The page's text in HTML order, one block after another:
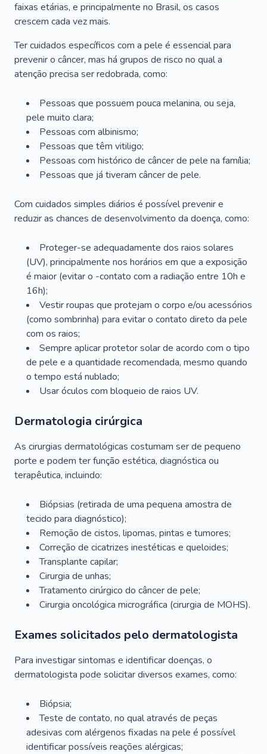
faixas etárias, e principalmente no Brasil, os casos
crescem cada vez mais.
Ter cuidados específicos com a pele é essencial para
prevenir o câncer, mas há grupos de risco no qual a
atenção precisa ser redobrada, como:
Pessoas que possuem pouca melanina, ou seja,
pele muito clara;
Pessoas com albinismo;
Pessoas que têm vitiligo;
Pessoas com histórico de câncer de pele na família;
Pessoas que já tiveram câncer de pele.
Com cuidados simples diários é possível prevenir e
reduzir as chances de desenvolvimento da doença, como:
Proteger-se adequadamente dos raios solares
(UV), principalmente nos horários em que a exposição
é maior (evitar o -contato com a radiação entre 10h e
16h);
Vestir roupas que protejam o corpo e/ou acessórios
(como sombrinha) para evitar o contato direto da pele
com os raios;
Sempre aplicar protetor solar de acordo com o tipo
de pele e a quantidade recomendada, mesmo quando
o tempo está nublado;
Usar óculos com bloqueio de raios UV.
Dermatologia cirúrgica
As cirurgias dermatológicas costumam ser de pequeno
porte e podem ter função estética, diagnóstica ou
terapêutica, incluindo:
Biópsias (retirada de uma pequena amostra de
tecido para diagnóstico);
Remoção de cistos, lipomas, pintas e tumores;
Correção de cicatrizes inestéticas e queloides;
Transplante capilar;
Cirurgia de unhas;
Tratamento cirúrgico do câncer de pele;
Cirurgia oncológica micrográfica (cirurgia de MOHS).
Exames solicitados pelo dermatologista
Para investigar sintomas e identificar doenças, o
dermatologista pode solicitar diversos exames, como:
Biópsia;
Teste de contato, no qual através de peças
adesivas com alérgenos fixadas na pele é possível
identificar possíveis reações alérgicas;